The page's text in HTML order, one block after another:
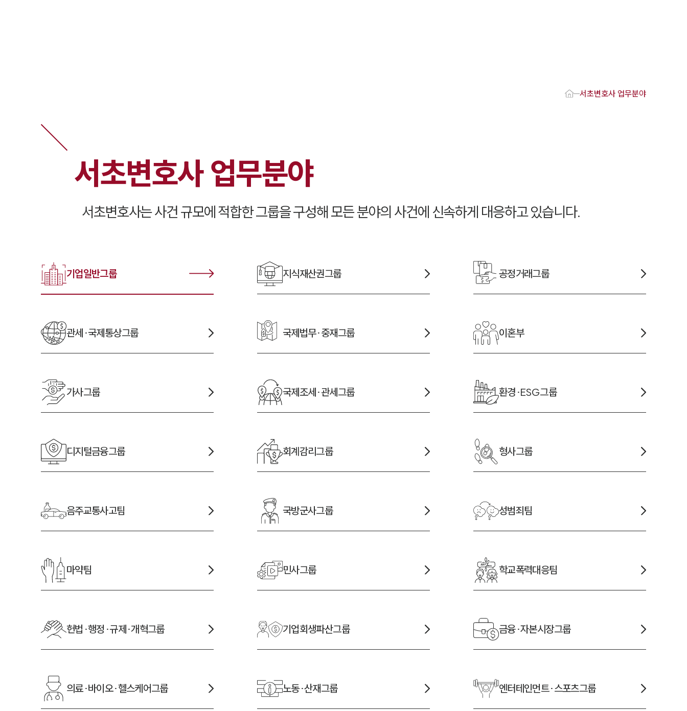
서초 분사무소 오시는 길
1800-7905
서초변호사 업무분야
서초변호사 업무분야
서초변호사는 사건 규모에 적합한 그룹을 구성해 모든 분야의 사건에 신속하게 대응하고 있습니다.
기업일반그룹 지식재산권그룹 공정거래그룹
관세·국제통상그룹 국제법무·중재그룹 이혼부
가사그룹 국제조세·관세그룹 환경·ESG그룹
디지털금융그룹 회계감리그룹 형사그룹
음주교통사고팀 국방군사그룹 성범죄팀
마약팀 민사그룹 학교폭력대응팀
헌법·행정·규제·개혁그룹 기업회생파산그룹 금융·자본시장그룹
의료·바이오·헬스케어그룹 노동·산재그룹 엔터테인먼트·스포츠그룹